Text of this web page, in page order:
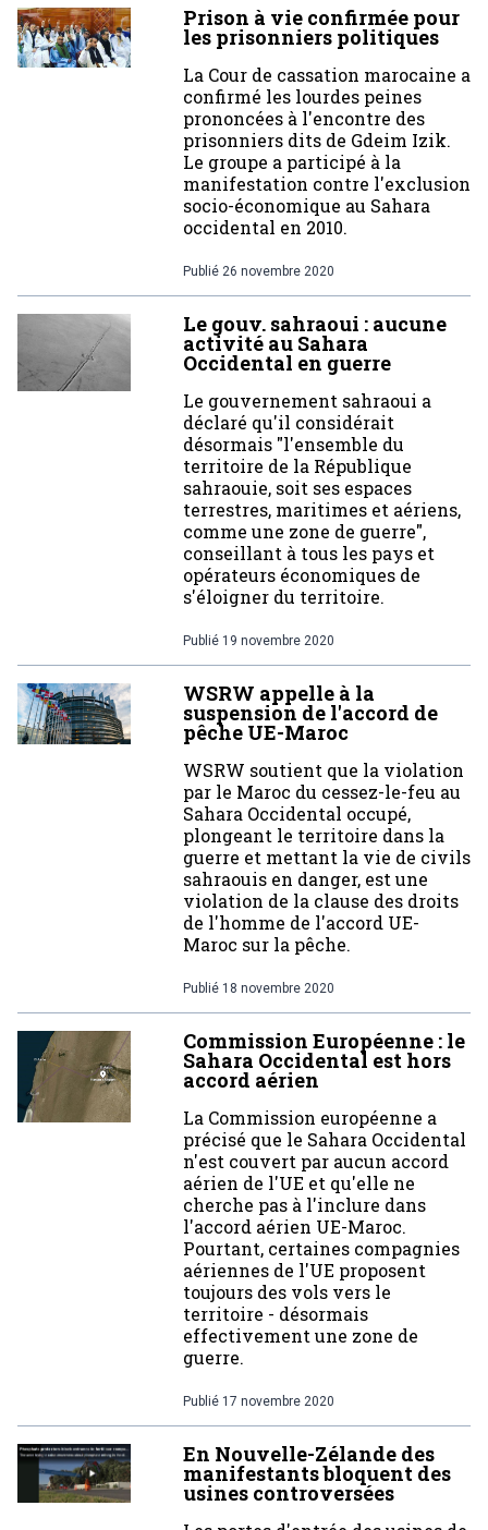
Prison à vie confirmée pour
les prisonniers politiques
La Cour de cassation marocaine a
confirmé les lourdes peines
prononcées à l'encontre des
prisonniers dits de Gdeim Izik.
Le groupe a participé à la
manifestation contre l'exclusion
socio-économique au Sahara
occidental en 2010.
Publié 26 novembre 2020
Le gouv. sahraoui : aucune
activité au Sahara
Occidental en guerre
Le gouvernement sahraoui a
déclaré qu'il considérait
désormais "l'ensemble du
territoire de la République
sahraouie, soit ses espaces
terrestres, maritimes et aériens,
comme une zone de guerre",
conseillant à tous les pays et
opérateurs économiques de
s'éloigner du territoire.
Publié 19 novembre 2020
WSRW appelle à la
suspension de l'accord de
pêche UE-Maroc
WSRW soutient que la violation
par le Maroc du cessez-le-feu au
Sahara Occidental occupé,
plongeant le territoire dans la
guerre et mettant la vie de civils
sahraouis en danger, est une
violation de la clause des droits
de l'homme de l'accord UE-
Maroc sur la pêche.
Publié 18 novembre 2020
Commission Européenne : le
Sahara Occidental est hors
accord aérien
La Commission européenne a
précisé que le Sahara Occidental
n'est couvert par aucun accord
aérien de l'UE et qu'elle ne
cherche pas à l'inclure dans
l'accord aérien UE-Maroc.
Pourtant, certaines compagnies
aériennes de l'UE proposent
toujours des vols vers le
territoire - désormais
effectivement une zone de
guerre.
Publié 17 novembre 2020
En Nouvelle-Zélande des
manifestants bloquent des
usines controversées